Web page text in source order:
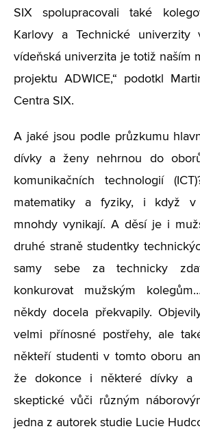
SIX spolupracovali také
Karlovy a Technické univerzity
vídeňská univerzita je totiž naším
projektu ADWICE,“ podotkl
Centra SIX.
A jaké jsou podle průzkumu
dívky a ženy nehrnou do
komunikačních technologií
matematiky a fyziky, i když v
mnohdy vynikají. A děsí je i
druhé straně studentky
samy sebe za technicky
konkurovat mužským
někdy docela překvapily.
velmi přínosné postřehy, ale
někteří studenti v tomto oboru
že dokonce i některé dívky a
skeptické vůči různým
jedna z autorek studie Lucie